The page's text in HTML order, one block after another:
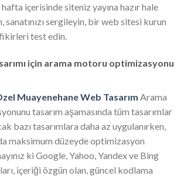
içerisinde siteniz yayına hazır hale
sanatınızı sergileyin, bir web sitesi kurun
test edin.
için arama motoru optimizasyonu
Muayenehane Web Tasarım Arama
tasarım aşamasında tüm tasarımlar
bazı tasarımlara daha az uygulanırken,
maksimum düzeyde optimizasyon
ki Google, Yahoo, Yandex ve Bing
içeriği özgün olan, güncel kodlama